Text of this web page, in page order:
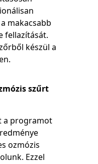
makacsabb
fellazítását.
készül a
szűrt
a programot
ozmózis
Ezzel